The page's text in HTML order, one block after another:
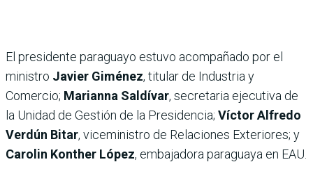
El presidente paraguayo estuvo acompañado por el
ministro Javier Giménez, titular de Industria y
Comercio; Marianna Saldívar, secretaria ejecutiva de
la Unidad de Gestión de la Presidencia; Víctor Alfredo
Verdún Bitar, viceministro de Relaciones Exteriores; y
Carolin Konther López, embajadora paraguaya en EAU.